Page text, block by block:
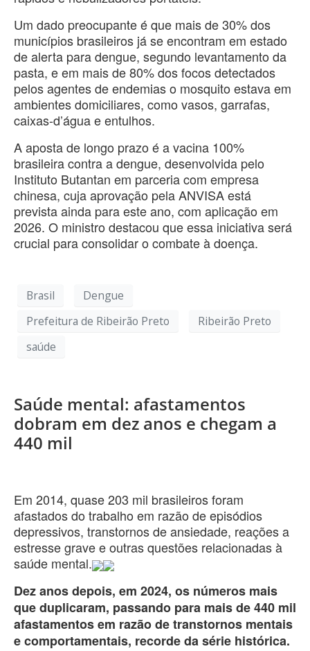
Um dado preocupante é que mais de 30% dos
municípios brasileiros já se encontram em estado
de alerta para dengue, segundo levantamento da
pasta, e em mais de 80% dos focos detectados
pelos agentes de endemias o mosquito estava em
ambientes domiciliares, como vasos, garrafas,
caixas-d’água e entulhos.
A aposta de longo prazo é a vacina 100%
brasileira contra a dengue, desenvolvida pelo
Instituto Butantan em parceria com empresa
chinesa, cuja aprovação pela ANVISA está
prevista ainda para este ano, com aplicação em
2026. O ministro destacou que essa iniciativa será
crucial para consolidar o combate à doença.
Brasil
Dengue
Prefeitura de Ribeirão Preto
Ribeirão Preto
saúde
Saúde mental: afastamentos
dobram em dez anos e chegam a
440 mil
Em 2014, quase 203 mil brasileiros foram
afastados do trabalho em razão de episódios
depressivos, transtornos de ansiedade, reações a
estresse grave e outras questões relacionadas à
saúde mental.
Dez anos depois, em 2024, os números mais
que duplicaram, passando para mais de 440 mil
afastamentos em razão de transtornos mentais
e comportamentais, recorde da série histórica.